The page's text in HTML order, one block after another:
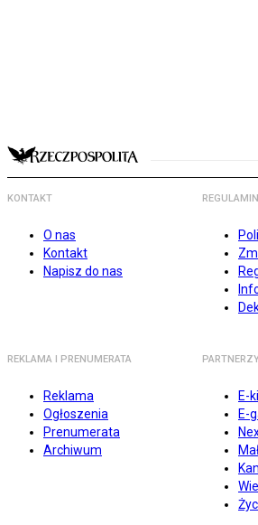
KONTAKT
O nas
Kontakt
Napisz do nas
REGULAMIN
REKLAMA I PRENUMERATA
Reklama
Ogłoszenia
Prenumerata
Archiwum
E-
E-